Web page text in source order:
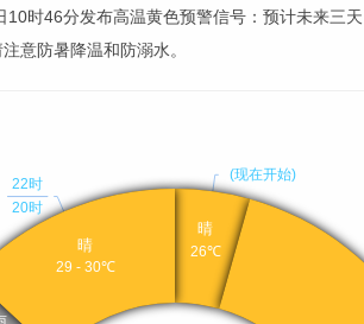
时46分发布高温黄色预警信号：预计未来三
意防暑降温和防溺水。